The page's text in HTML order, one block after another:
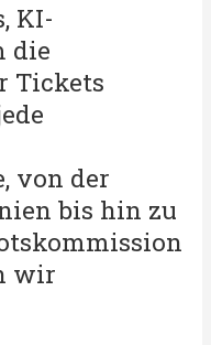
KI-
die
Tickets
von der
bis hin zu
wir